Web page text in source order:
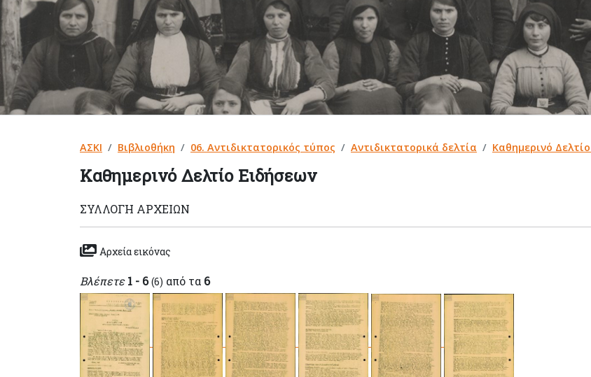
ΑΣΚΙ Βιβλιοθήκη 06. Αντιδικτατορικός τύπος Αντιδικτατορικά δελτία Καθημερινό
Καθημερινό Δελτίο Ειδήσεων
ΣΥΛΛΟΓΉ ΑΡΧΕΊΩΝ
Αρχεία εικόνας
Βλέπετε 1 - 6 (6) από τα 6